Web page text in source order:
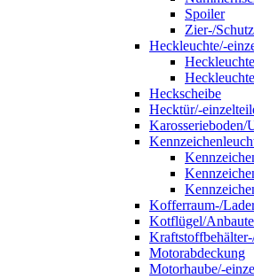
Spoiler
Zier-/
Heckleuchte/-
Heckleuchte
Heckscheibe
Hecktür/-
Karosserieboden/
Kofferraum-/
Kotflügel/
Motorabdeckung
Motorhaube/-